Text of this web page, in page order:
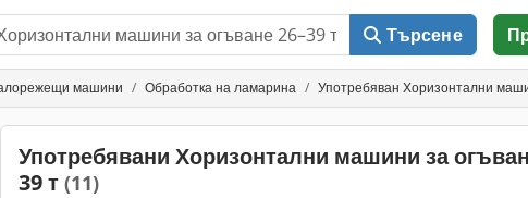
Търсене
машини Обработка на ламарина Употребяван Хоризонтални
Употребявани Хоризонтални машини за
39 т (11)